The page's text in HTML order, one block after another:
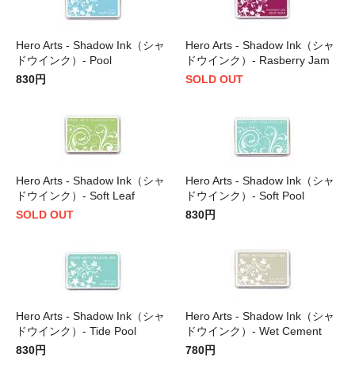
Hero Arts - Shadow Ink（シャ
ドウインク）- Pool
830円
Hero Arts - Shadow Ink（シャ
ドウインク）- Rasberry Jam
SOLD OUT
Hero Arts - Shadow Ink（シャ
ドウインク）- Soft Leaf
SOLD OUT
Hero Arts - Shadow Ink（シャ
ドウインク）- Soft Pool
830円
Hero Arts - Shadow Ink（シャ
ドウインク）- Tide Pool
830円
Hero Arts - Shadow Ink（シャ
ドウインク）- Wet Cement
780円